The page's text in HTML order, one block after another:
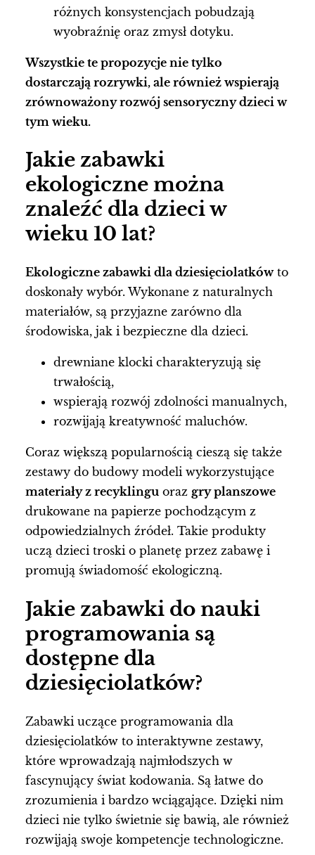
różnych konsystencjach pobudzają
wyobraźnię oraz zmysł dotyku.
Wszystkie te propozycje nie tylko
dostarczają rozrywki, ale również wspierają
zrównoważony rozwój sensoryczny dzieci w
tym wieku.
Jakie zabawki
ekologiczne można
znaleźć dla dzieci w
wieku 10 lat?
Ekologiczne zabawki dla dziesięciolatkówto
doskonały wybór. Wykonane z naturalnych
materiałów, są przyjazne zarówno dla
środowiska, jak i bezpieczne dla dzieci.
drewniane klocki charakteryzują się
trwałością,
wspierają rozwój zdolności manualnych,
rozwijają kreatywność maluchów.
Coraz większą popularnością cieszą się także
zestawy do budowy modeli wykorzystujące
materiały z recyklinguoraz gry planszowe
drukowane na papierze pochodzącym z
odpowiedzialnych źródeł. Takie produkty
uczą dzieci troski o planetę przez zabawę i
promują świadomość ekologiczną.
Jakie zabawki do nauki
programowania są
dostępne dla
dziesięciolatków?
Zabawki uczące programowania dla
dziesięciolatków to interaktywne zestawy,
które wprowadzają najmłodszych w
fascynujący świat kodowania. Są łatwe do
zrozumienia i bardzo wciągające. Dzięki nim
dzieci nie tylko świetnie się bawią, ale również
rozwijają swoje kompetencje technologiczne.